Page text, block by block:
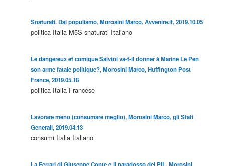
Snaturati. Dal populismo, Morosini Marco, Avvenire.it, 2019.10.05
politica Italia M5S snaturati Italiano
Le dangereux et comique Salvini va-t-il donner à Marine Le Pen
son arme fatale politique?, Morosini Marco, Huffington Post
France, 2019.05.18
politica Italia Francese
Lavorare meno (consumare meglio), Morosini Marco, gli Stati
Generali, 2019.04.13
consumi Italia Italiano